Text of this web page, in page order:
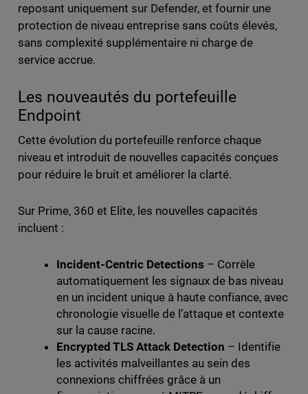
reposant uniquement sur Defender, et fournir une
protection de niveau entreprise sans coûts élevés,
sans complexité supplémentaire ni charge de
service accrue.
Les nouveautés du portefeuille
Endpoint
Cette évolution du portefeuille renforce chaque
niveau et introduit de nouvelles capacités conçues
pour réduire le bruit et améliorer la clarté.
Sur Prime, 360 et Elite, les nouvelles capacités
incluent :
Incident-Centric Detections – Corrèle
automatiquement les signaux de bas niveau
en un incident unique à haute confiance, avec
chronologie visuelle de l’attaque et contexte
sur la cause racine.
Encrypted TLS Attack Detection – Identifie
les activités malveillantes au sein des
connexions chiffrées grâce à un